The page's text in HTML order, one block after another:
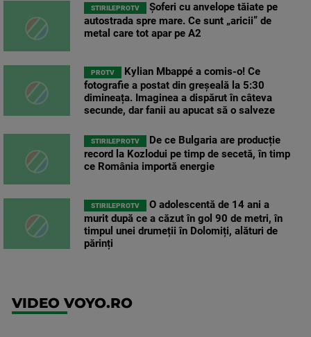
STIRILEPROTV
Șoferi cu anvelope tăiate pe
autostrada spre mare. Ce sunt „aricii” de
metal care tot apar pe A2
PROTV
Kylian Mbappé a comis-o! Ce
fotografie a postat din greșeală la 5:30
dimineața. Imaginea a dispărut în câteva
secunde, dar fanii au apucat să o salveze
STIRILEPROTV
De ce Bulgaria are producție
record la Kozlodui pe timp de secetă, în timp
ce România importă energie
STIRILEPROTV
O adolescentă de 14 ani a
murit după ce a căzut în gol 90 de metri, în
timpul unei drumeții în Dolomiți, alături de
părinți
VIDEO VOYO.RO